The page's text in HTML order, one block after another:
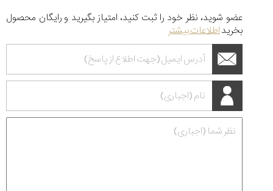
عضو شوید، نظر خود را ثبت کنید، امتیاز بگیرید و رایگان محصول
بخریداطلاعات بیشتر